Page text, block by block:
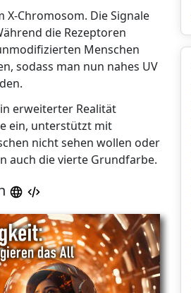
X-Chromosom. Die Signale
die Rezeptoren
Menschen
sodass man nun nahes UV
erweiterter Realität
ein, unterstützt mit
nicht sehen wollen oder
auch die vierte Grundfarbe.